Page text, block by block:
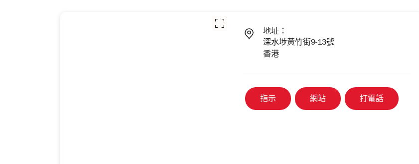
地址：
深水埗黃竹街9-13號
香港
指示 網站 打電話